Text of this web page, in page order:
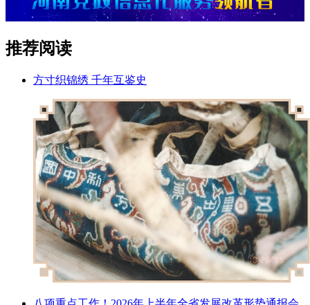
推荐阅读
方寸织锦绣 千年互鉴史